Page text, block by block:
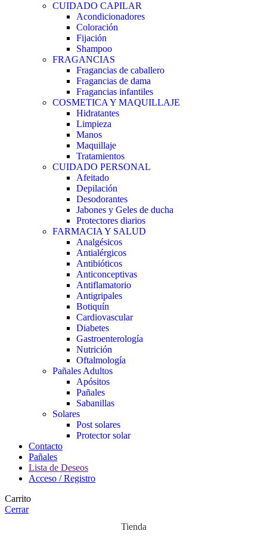
CUIDADO CAPILAR
Acondicionadores
Coloración
Fijación
Shampoo
FRAGANCIAS
Fragancias de caballero
Fragancias de dama
Fragancias infantiles
COSMETICA Y MAQUILLAJE
Hidratantes
Limpieza
Manos
Maquillaje
Tratamientos
CUIDADO PERSONAL
Afeitado
Depilación
Desodorantes
Jabones y Geles de ducha
Protectores diarios
FARMACIA Y SALUD
Analgésicos
Antialérgicos
Antibióticos
Anticonceptivas
Antiflamatorio
Antigripales
Botiquín
Cardiovascular
Diabetes
Gastroenterología
Nutrición
Oftalmología
Pañales Adultos
Apósitos
Pañales
Sabanillas
Solares
Post solares
Protector solar
Contacto
Pañales
Lista de Deseos
Acceso / Registro
Carrito
Cerrar
Tienda